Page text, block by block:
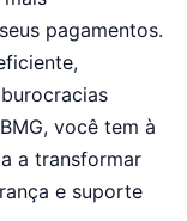
pagamentos.
você tem à
a transformar
e suporte